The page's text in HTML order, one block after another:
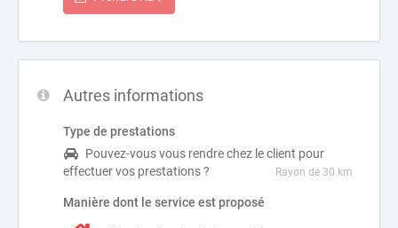
Autres informations
Type de prestations
Pouvez-vous vous rendre chez le client pour
effectuer vos prestations ?
Rayon de 30 km
Manière dont le service est proposé